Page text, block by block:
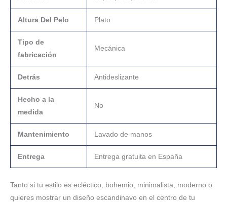
Altura Del Pelo Plato
Tipo de
fabricación
Mecánica
Detrás Antideslizante
Hecho a la
medida
No
Mantenimiento Lavado de manos
Entrega Entrega gratuita en España
Tanto si tu estilo es ecléctico, bohemio, minimalista, moderno o
quieres mostrar un diseño escandinavo en el centro de tu